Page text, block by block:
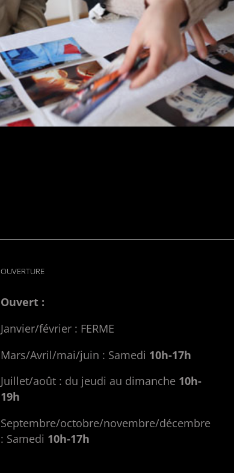
OUVERTURE
Ouvert :
Janvier/février : FERME
Mars/Avril/mai/juin : Samedi 10h-17h
Juillet/août : du jeudi au dimanche 10h-
19h
Septembre/octobre/novembre/décembre
: Samedi 10h-17h